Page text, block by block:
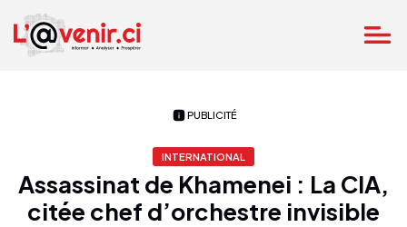
PUBLICITÉ
INTERNATIONAL
Assassinat de Khamenei : La CIA,
citée chef d’orchestre invisible